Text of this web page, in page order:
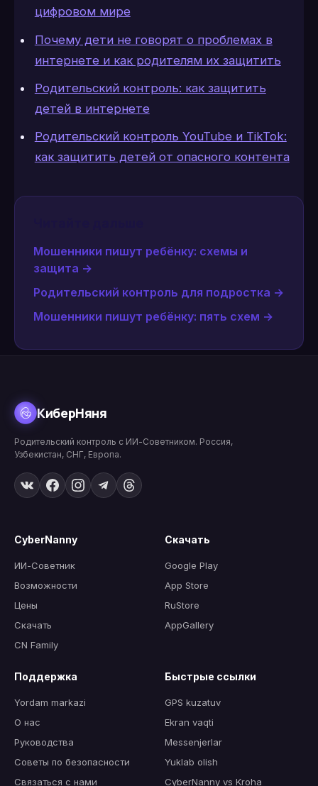
цифровом мире
Почему дети не говорят о проблемах в
интернете и как родителям их защитить
Родительский контроль: как защитить
детей в интернете
Родительский контроль YouTube и TikTok:
как защитить детей от опасного контента
Мошенники пишут ребёнку: схемы и
защита →
Родительский контроль для подростка →
Мошенники пишут ребёнку: пять схем →
КиберНяня
Родительский контроль с ИИ-Советником. Россия,
Узбекистан, СНГ, Европа.
CyberNanny
ИИ-Советник
Возможности
Цены
Скачать
CN Family
Скачать
Google Play
App Store
RuStore
AppGallery
Поддержка
Yordam markazi
О нас
Руководства
Советы по безопасности
Связаться с нами
Быстрые ссылки
GPS kuzatuv
Ekran vaqti
Messenjerlar
Yuklab olish
CyberNanny vs Kroha